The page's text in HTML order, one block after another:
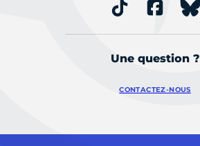
Une question ?
CONTACTEZ-NOUS